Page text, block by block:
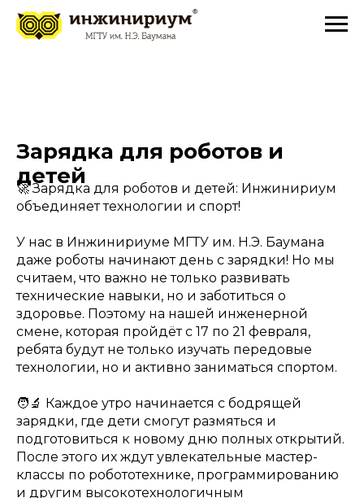
Зарядка для роботов и
детей
🚀 Зарядка для роботов и детей: Инжинириум
объединяет технологии и спорт!
У нас в Инжинириуме МГТУ им. Н.Э. Баумана
даже роботы начинают день с зарядки! Но мы
считаем, что важно не только развивать
технические навыки, но и заботиться о
здоровье. Поэтому на нашей инженерной
смене, которая пройдёт с 17 по 21 февраля,
ребята будут не только изучать передовые
технологии, но и активно заниматься спортом.
🧑‍🔬 Каждое утро начинается с бодрящей
зарядки, где дети смогут размяться и
подготовиться к новому дню полных открытий.
После этого их ждут увлекательные мастер-
классы по робототехнике, программированию
и другим высокотехнологичным